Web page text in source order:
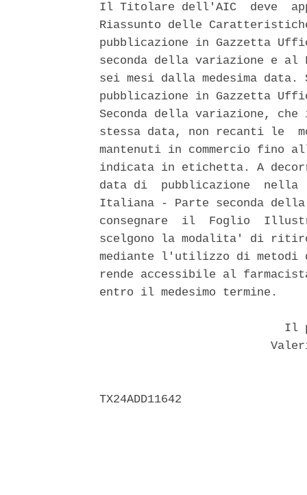
Il Titolare dell'AIC  deve
Riassunto delle
pubblicazione in Gazzetta
seconda della variazione e
sei mesi dalla medesima
pubblicazione in Gazzetta
Seconda della variazione,
stessa data, non recanti le
mantenuti in commercio fino
indicata in etichetta. A
data di  pubblicazione  nella
Italiana - Parte seconda
consegnare  il  Foglio
scelgono la modalita' di
mediante l'utilizzo di
rende accessibile al
entro il medesimo termine.
Il